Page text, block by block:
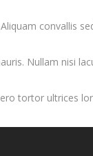
convallis
Nullam nisi
tortor ultrices